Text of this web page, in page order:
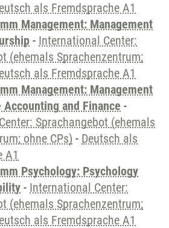
als Fremdsprache A1
Management: Management
- International Center:
(ehemals Sprachenzentrum;
als Fremdsprache A1
Management: Management
and Finance -
Sprachangebot (ehemals
ohne CPs) - Deutsch als
A1
Psychology: Psychology
- International Center:
(ehemals Sprachenzentrum;
als Fremdsprache A1